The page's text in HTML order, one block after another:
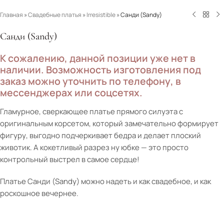
Главная »Свадебные платья »Irresistible»Санди (Sandy)
Санди (Sandy)
К сожалению, данной позиции уже нет в
наличии. Возможность изготовления под
заказ можно уточнить по телефону, в
мессенджерах или соцсетях.
Гламурное, сверкающее платье прямого силуэта с
оригинальным корсетом, который замечательно формирует
фигуру, выгодно подчеркивает бедра и делает плоский
животик. А кокетливый разрез ну юбке — это просто
контрольный выстрел в самое сердце!
Платье Санди (Sandy) можно надеть и как свадебное, и как
роскошное вечернее.